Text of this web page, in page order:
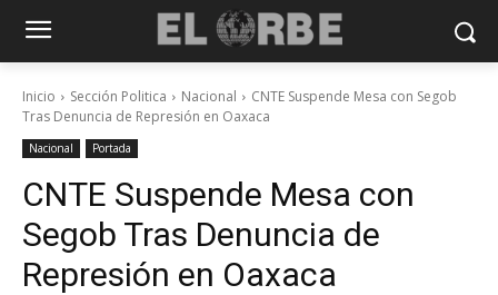
Inicio Sección Politica Nacional
CNTE Suspende Mesa con Segob
Tras Denuncia de Represión en Oaxaca
Nacional Portada
CNTE Suspende Mesa con
Segob Tras Denuncia de
Represión en Oaxaca